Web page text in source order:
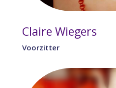
Claire Wiegers
Voorzitter